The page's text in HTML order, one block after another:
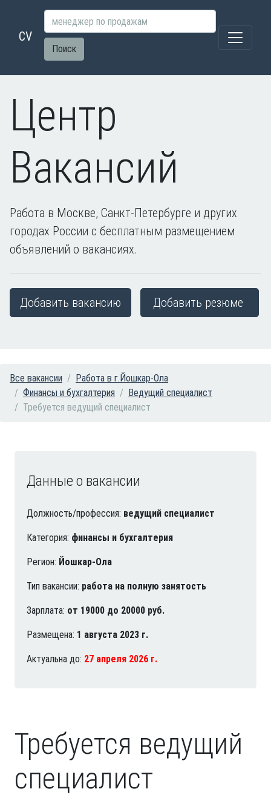
CV
Поиск
Центр
Вакансий
Работа в Москве, Санкт-Петербурге и других
городах России с бесплатным размещением
объявлений о вакансиях.
Добавить вакансию Добавить резюме
Все вакансии
Работа в г.Йошкар-Ола
Финансы и бухгалтерия
Ведущий специалист
Требуется ведущий специалист
Данные о вакансии
Должность/профессия: ведущий специалист
Категория: финансы и бухгалтерия
Регион: Йошкар-Ола
Тип вакансии: работа на полную занятость
Зарплата: от 19000 до 20000 руб.
Размещена: 1 августа 2023 г.
Актуальна до: 27 апреля 2026 г.
Требуется ведущий
специалист